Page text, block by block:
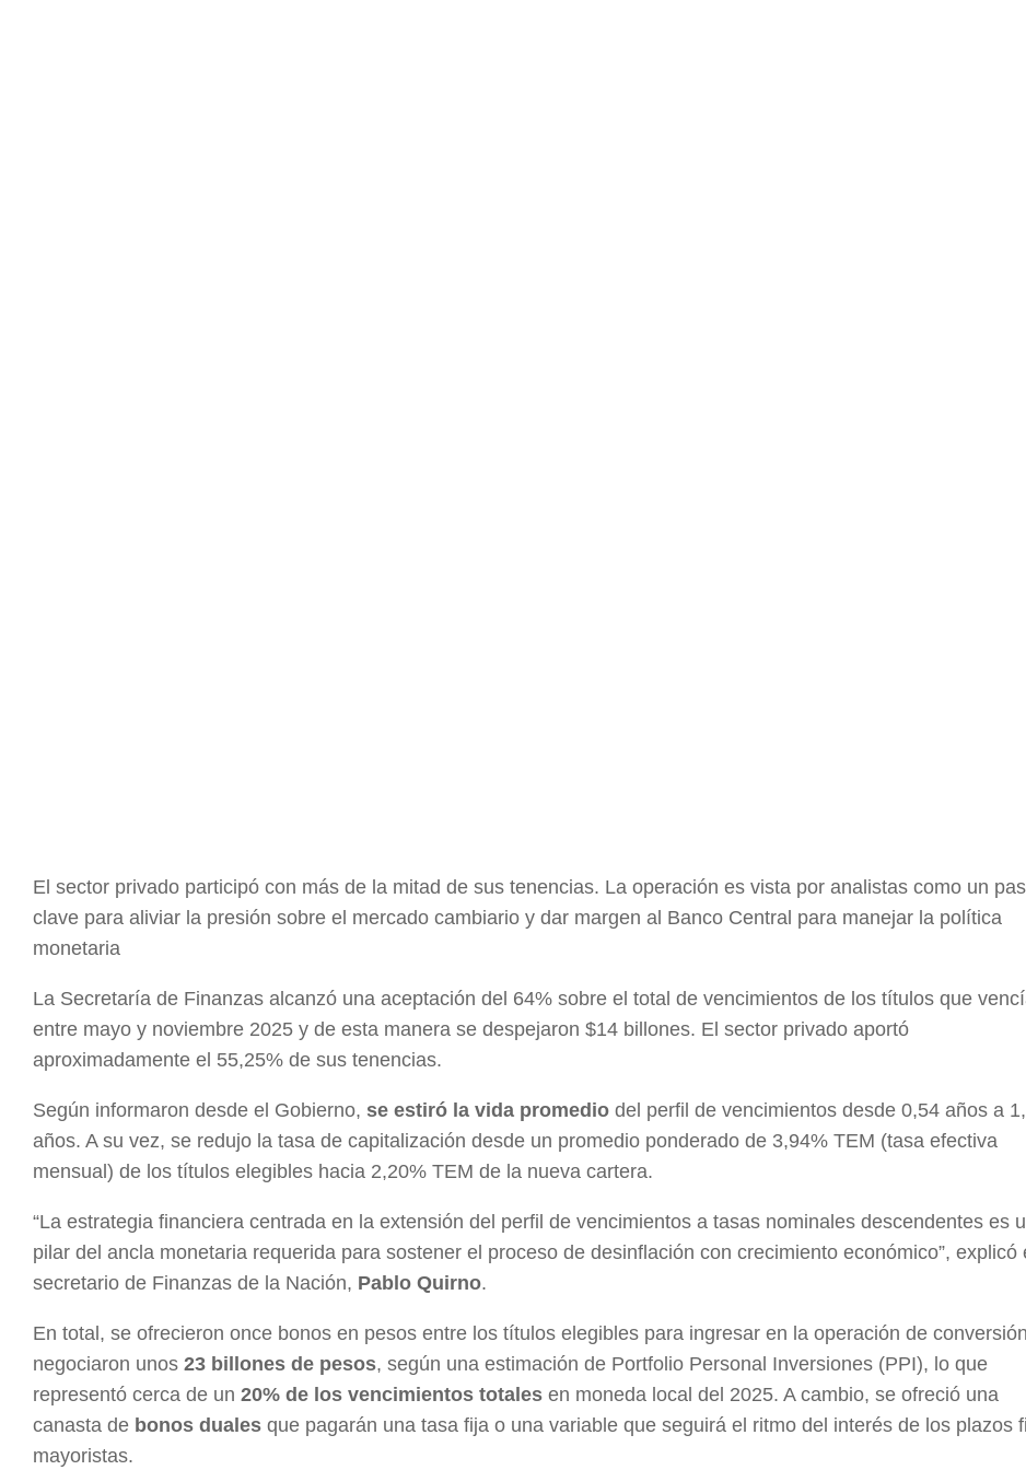
El sector privado participó con más de la mitad de sus tenencias. La operación es vista por analistas como un
clave para aliviar la presión sobre el mercado cambiario y dar margen al Banco Central para manejar la política
monetaria
La Secretaría de Finanzas alcanzó una aceptación del 64% sobre el total de vencimientos de los títulos que
entre mayo y noviembre 2025 y de esta manera se despejaron $14 billones. El sector privado aportó
aproximadamente el 55,25% de sus tenencias.
Según informaron desde el Gobierno, se estiró la vida promedio del perfil de vencimientos desde 0,54 años a
años. A su vez, se redujo la tasa de capitalización desde un promedio ponderado de 3,94% TEM (tasa efectiva
mensual) de los títulos elegibles hacia 2,20% TEM de la nueva cartera.
“La estrategia financiera centrada en la extensión del perfil de vencimientos a tasas nominales descendentes es
pilar del ancla monetaria requerida para sostener el proceso de desinflación con crecimiento económico”, explicó
secretario de Finanzas de la Nación, Pablo Quirno.
En total, se ofrecieron once bonos en pesos entre los títulos elegibles para ingresar en la operación de
negociaron unos 23 billones de pesos, según una estimación de Portfolio Personal Inversiones (PPI), lo que
representó cerca de un 20% de los vencimientos totales en moneda local del 2025. A cambio, se ofreció una
canasta de bonos duales que pagarán una tasa fija o una variable que seguirá el ritmo del interés de los plazos
mayoristas.